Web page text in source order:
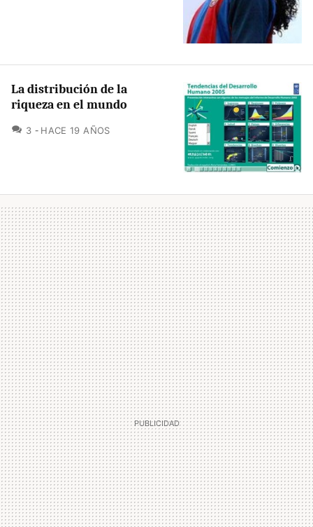
La distribución de la
riqueza en el mundo
3 COMENTARIOS
HACE 19 AÑOS